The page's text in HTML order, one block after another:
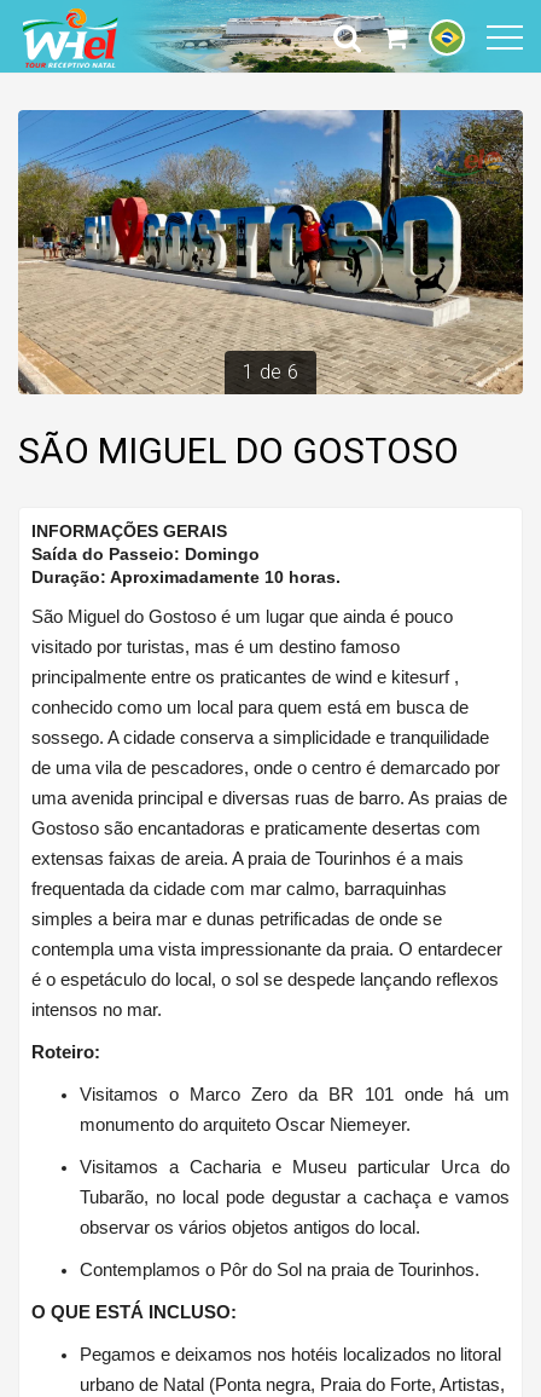
1 de 6
SÃO MIGUEL DO GOSTOSO
INFORMAÇÕES GERAIS
Saída do Passeio: Domingo
Duração: Aproximadamente 10 horas.
São Miguel do Gostoso é um lugar que ainda é pouco
visitado por turistas, mas é um destino famoso
principalmente entre os praticantes de wind e kitesurf ,
conhecido como um local para quem está em busca de
sossego. A cidade conserva a simplicidade e tranquilidade
de uma vila de pescadores, onde o centro é demarcado por
uma avenida principal e diversas ruas de barro. As praias de
Gostoso são encantadoras e praticamente desertas com
extensas faixas de areia. A praia de Tourinhos é a mais
frequentada da cidade com mar calmo, barraquinhas
simples a beira mar e dunas petrificadas de onde se
contempla uma vista impressionante da praia. O entardecer
é o espetáculo do local, o sol se despede lançando reflexos
intensos no mar.
Roteiro:
Visitamos o Marco Zero da BR 101 onde há um
monumento do arquiteto Oscar Niemeyer.
Visitamos a Cacharia e Museu particular Urca do
Tubarão, no local pode degustar a cachaça e vamos
observar os vários objetos antigos do local.
Contemplamos o Pôr do Sol na praia de Tourinhos.
O QUE ESTÁ INCLUSO:
Pegamos e deixamos nos hotéis localizados no litoral
urbano de Natal (Ponta negra, Praia do Forte, Artistas,